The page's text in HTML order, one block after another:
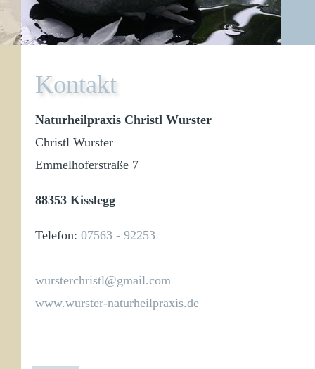
Kontakt
Naturheilpraxis Christl Wurster
Christl Wurster
Emmelhoferstraße 7
88353 Kisslegg
Telefon: 07563 - 92253
wursterchristl@gmail.com
www.wurster-naturheilpraxis.de